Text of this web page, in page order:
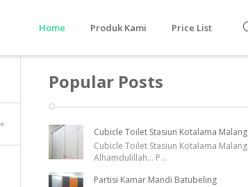
Home Produk Kami
Resin
Cubicle Toilet PVC
Urinoir
Price List
Popular Posts
Cubicle Toilet Stasiun Kotalama Malang
Cubicle Toilet Stasiun Kotalama Malang
Alhamdulillah... P...
Partisi Kamar Mandi Batubeling